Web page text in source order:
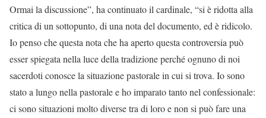
Ormai la discussione”, ha continuato il cardinale, “si è ridotta alla
critica di un sottopunto, di una nota del documento, ed è ridicolo.
Io penso che questa nota che ha aperto questa controversia può
esser spiegata nella luce della tradizione perché ognuno di noi
sacerdoti conosce la situazione pastorale in cui si trova. Io sono
stato a lungo nella pastorale e ho imparato tanto nel confessionale:
ci sono situazioni molto diverse tra di loro e non si può fare una